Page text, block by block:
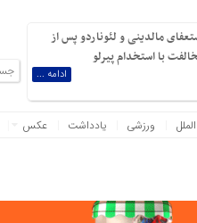
مالدینی و لئوناردو پس از
با استخدام پیرلو
ادامه ...
ورزشی یادداشت عکس